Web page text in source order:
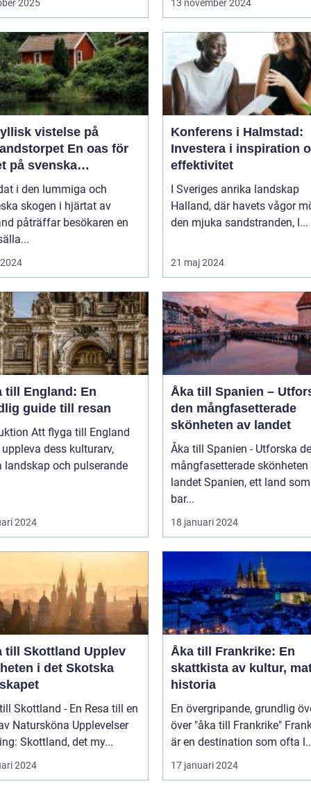
2025 13 november 2024
vistelse på
En oas för
på svenska
i den lummiga och
skogen i hjärtat av
påträffar besökaren en
Konferens i Halmstad:
Investera i inspiration
effektivitet
I Sveriges anrika landskap
Halland, där havets vågor
den mjuka sandstranden, l...
21 maj 2024
till England: En
guide till resan
Att flyga till England
dess kulturarv,
landskap och pulserande
2024
Åka till Spanien –
den mångfasetterade
skönheten av landet
Åka till Spanien - Utforska
mångfasetterade skönheten
landet Spanien, ett land som inte
bar...
18 januari 2024
Skottland Upplev
i det Skotska
Skottland - En Resa till en
Natursköna Upplevelser
Skottland, det my...
2024
Åka till Frankrike: En
skattkista av kultur,
historia
En övergripande, grundlig
över "åka till Frankrike" Frankrike
är en destination som ofta
17 januari 2024